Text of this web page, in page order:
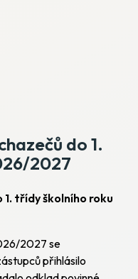
do 1.
2027
třídy školního roku
2027 se
přihlásilo